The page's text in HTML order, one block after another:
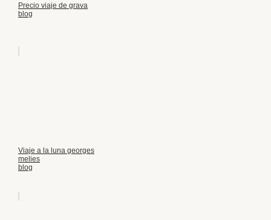
Precio viaje de grava
blog
Viaje a la luna georges
melies
blog